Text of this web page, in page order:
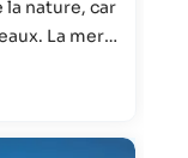
la nature, car
La mer
avec